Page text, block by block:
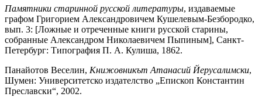
Памятники старинной русской литературы, издаваемые
графом Григорием Александровичем Кушелевым-Безбородко,
вып. 3: [Ложные и отреченные книги русской старины,
собранные Александром Николаевичем Пыпиным], Санкт-
Петербург: Типография П. А. Кулиша, 1862.
Панайотов Веселин, Книжовникът Атанасий Йерусалимски,
Шумен: Университетско издателство „Епископ Константин
Преславски“, 2002.